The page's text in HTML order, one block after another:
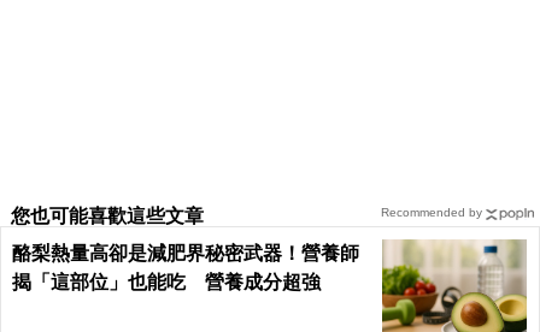
您也可能喜歡這些文章
酪梨熱量高卻是減肥界秘密武器！營養師
揭「這部位」也能吃 營養成分超強
Recommended by